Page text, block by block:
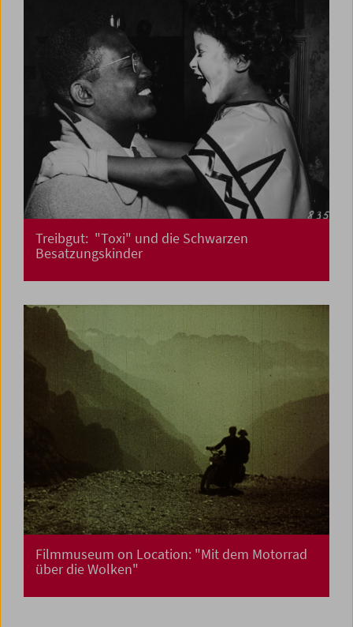
Treibgut: "Toxi" und die Schwarzen
Besatzungskinder
Filmmuseum on Location: "Mit dem Motorrad
über die Wolken"